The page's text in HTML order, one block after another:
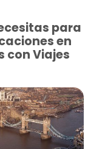
para
en
con Viajes